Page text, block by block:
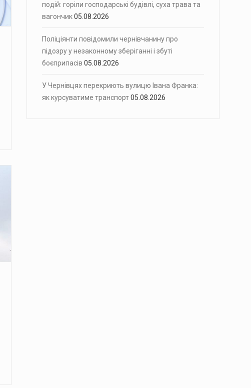
подій: горіли господарські будівлі, суха трава та
вагончик05.08.2026
Поліціянти повідомили чернівчанину про
підозру у незаконному зберіганні і збуті
боєприпасів 05.08.2026
У Чернівцях перекриють вулицю Івана Франка:
як курсуватиме транспорт05.08.2026